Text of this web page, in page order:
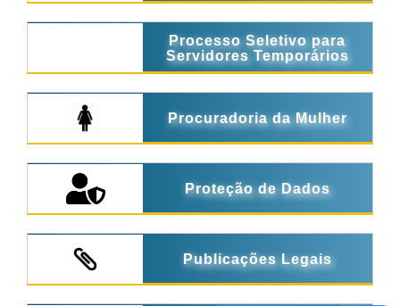
Processo Seletivo para
Servidores Temporários
Procuradoria da Mulher
Proteção de Dados
Publicações Legais